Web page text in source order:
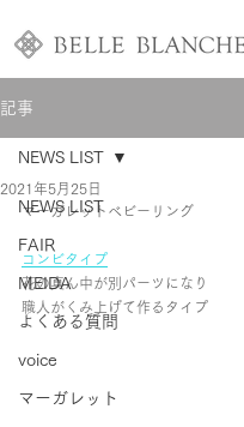
記事
NEWS LIST
FAIR
MEIDA
よくある質問
voice
マーガレット
NEWS LIST
2021年5月25日
マーガレットベビーリング
コンビタイプ
花の真ん中が別パーツになり
職人がくみ上げて作るタイプ